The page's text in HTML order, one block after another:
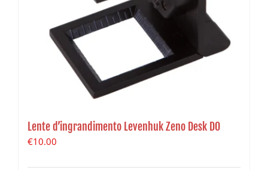
Lente d’ingrandimento Levenhuk Zeno Desk D0
€10.00